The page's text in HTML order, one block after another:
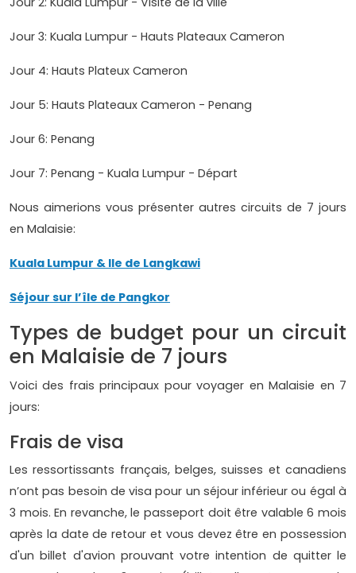
Jour 3: Kuala Lumpur - Hauts Plateaux Cameron
Jour 4: Hauts Plateux Cameron
Jour 5: Hauts Plateaux Cameron - Penang
Jour 6: Penang
Jour 7: Penang - Kuala Lumpur - Départ
Nous aimerions vous présenter autres circuits de 7 jours
en Malaisie:
Kuala Lumpur & Ile de Langkawi
Séjour sur l’île de Pangkor
Types de budget pour un circuit
en Malaisie de 7 jours
Voici des frais principaux pour voyager en Malaisie en 7
jours:
Frais de visa
Les ressortissants français, belges, suisses et canadiens
n’ont pas besoin de visa pour un séjour inférieur ou égal à
3 mois. En revanche, le passeport doit être valable 6 mois
après la date de retour et vous devez être en possession
d'un billet d'avion prouvant votre intention de quitter le